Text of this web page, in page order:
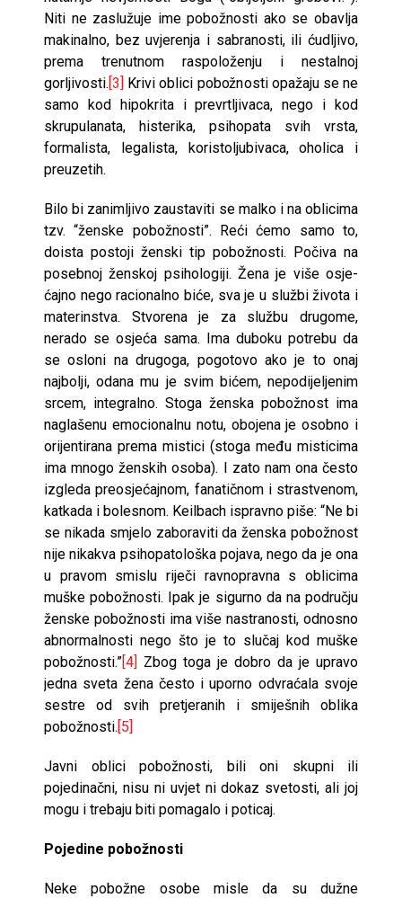
Niti ne zaslužuje ime pobožnosti ako se obavlja
makinalno, bez uvjerenja i sabranosti, ili ćudljivo,
prema trenutnom ra­spoloženju i nestalnoj
gorljivosti.[3] Krivi oblici pobožnosti opažaju se ne
sa­mo kod hipokrita i prevrtljivaca, nego i kod
skrupulanata, histerika, psiho­pata svih vrsta,
formalista, legalista, koristoljubivaca, oholica i
preuzetih.
Bilo bi zanimljivo zaustaviti se malko i na obli­cima
tzv. “ženske pobožnosti”. Reći ćemo samo to,
doista postoji ženski tip pobožnosti. Počiva na
posebnoj ženskoj psihologiji. Žena je više osje­
ćajno nego racionalno biće, sva je u službi života i
materinstva. Stvorena je za službu drugome,
nerado se osjeća sama. Ima duboku potrebu da
se osloni na drugoga, pogotovo ako je to onaj
najbolji, odana mu je svim bićem, ne­podijeljenim
srcem, integralno. Stoga ženska pobožnost ima
naglašenu emocionalnu notu, obojena je osobno i
orijentirana prema mistici (stoga među misticima
ima mnogo ženskih osoba). I zato nam ona često
iz­gleda preosjećajnom, fanatičnom i strastvenom,
katkada i bolesnom. Keilbach ispravno piše: “Ne bi
se nikada smjelo zaboraviti da ženska pobo­žnost
nije nikakva psihopatološka pojava, nego da je ona
u pravom smislu riječi ravnopravna s oblicima
muške pobožnosti. Ipak je sigurno da na po­dručju
ženske pobožnosti ima više nastranosti, odnosno
abnormalnosti ne­go što je to slučaj kod muške
pobožnosti.”[4] Zbog toga je dobro da je upravo
jedna sveta žena često i uporno odvraćala svoje
sestre od svih pretje­ranih i smiješnih oblika
pobožnosti.[5]
Javni oblici pobožnosti, bili oni skupni ili
pojedinačni, nisu ni uvjet ni dokaz svetosti, ali joj
mogu i trebaju biti pomagalo i poticaj.
Pojedine pobožnosti
Neke pobožne osobe misle da su dužne